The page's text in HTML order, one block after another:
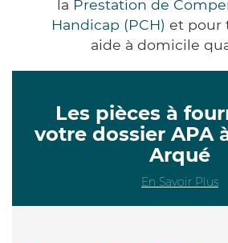
la Prestation de
Handicap (PCH) et pour
aide à domicile
Les pièces à
votre dossier APA
Arqué
En Savoir Plus